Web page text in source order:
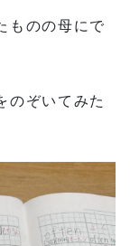
ものの母にで
のぞいてみた